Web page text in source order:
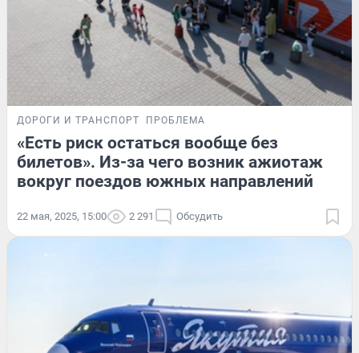
ДОРОГИ И ТРАНСПОРТ ПРОБЛЕМА
«Есть риск остаться вообще без
билетов». Из-за чего возник ажиотаж
вокруг поездов южных направлений
22 мая, 2025, 15:00 2 291 Обсудить